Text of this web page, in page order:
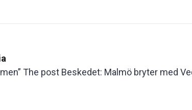
The post Beskedet: Malmö bryter med